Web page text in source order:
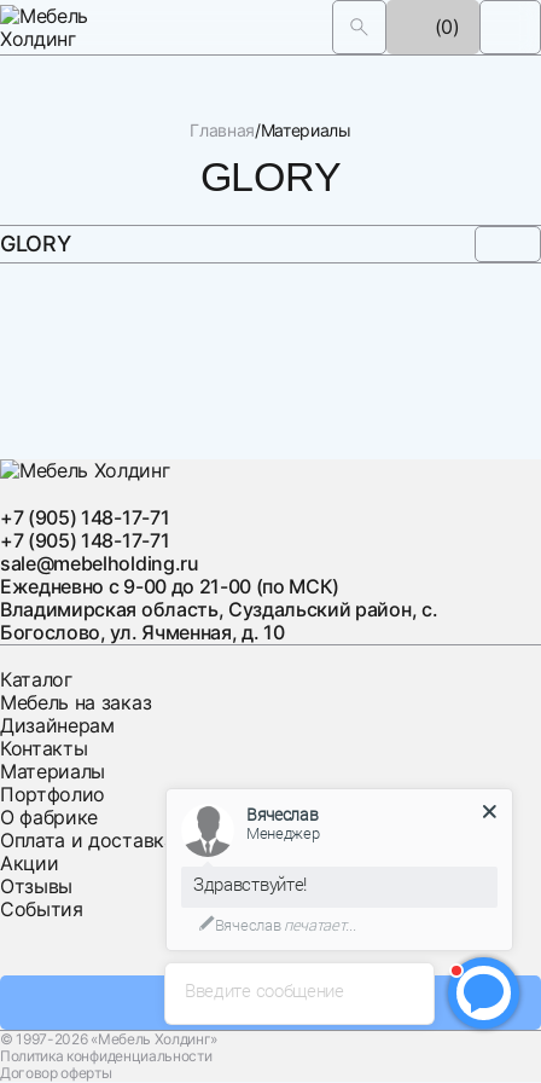
(0)
Главная Материалы
GLORY
GLORY
+7 (905) 148-17-71
+7 (905) 148-17-71
sale@mebelholding.ru
Ежедневно с 9-00 до 21-00 (по МСК)
Владимирская область, Суздальский район, с.
Богослово, ул. Ячменная, д. 10
Каталог
Мебель на заказ
Дизайнерам
Контакты
Материалы
Портфолио
О фабрике
Оплата и доставка
Акции
Отзывы
События
Заказать звонок
© 1997-2026 «Мебель Холдинг»
Политика конфиденциальности
Договор оферты
Введите сообщение
Вячеслав
Менеджер
Здравствуйте!
Вячеславпечатает...